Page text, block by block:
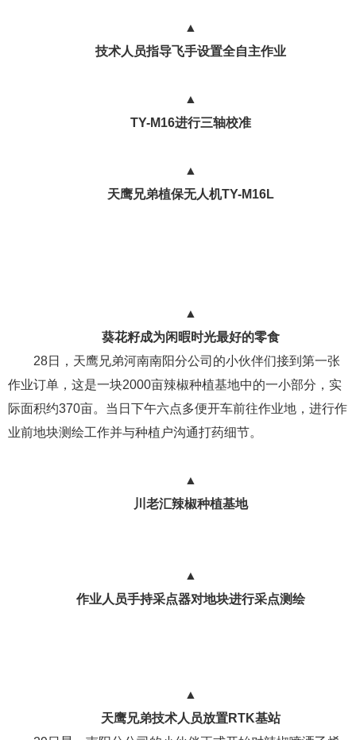
▲
技术人员指导飞手设置全自主作业
▲
TY-M16进行三轴校准
▲
天鹰兄弟植保无人机TY-M16L
▲
葵花籽成为闲暇时光最好的零食
28日，天鹰兄弟河南南阳分公司的小伙伴们接到第一张
作业订单，这是一块2000亩辣椒种植基地中的一小部分，实
际面积约370亩。当日下午六点多便开车前往作业地，进行作
业前地块测绘工作并与种植户沟通打药细节。
▲
川老汇辣椒种植基地
▲
作业人员手持采点器对地块进行采点测绘
▲
天鹰兄弟技术人员放置RTK基站